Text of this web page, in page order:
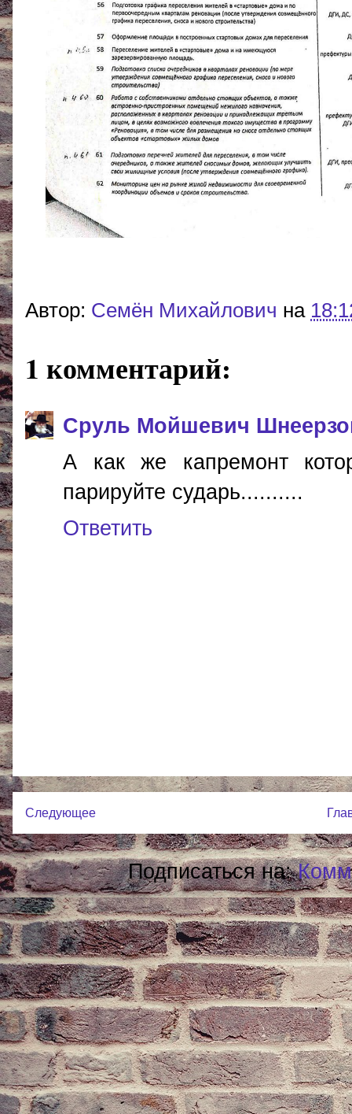
Автор: Cемён Михайлович на
1 комментарий:
Сруль Мойшевич
А как же капремонт
парируйте сударь..........
Ответить
Следующее
Подписаться на: